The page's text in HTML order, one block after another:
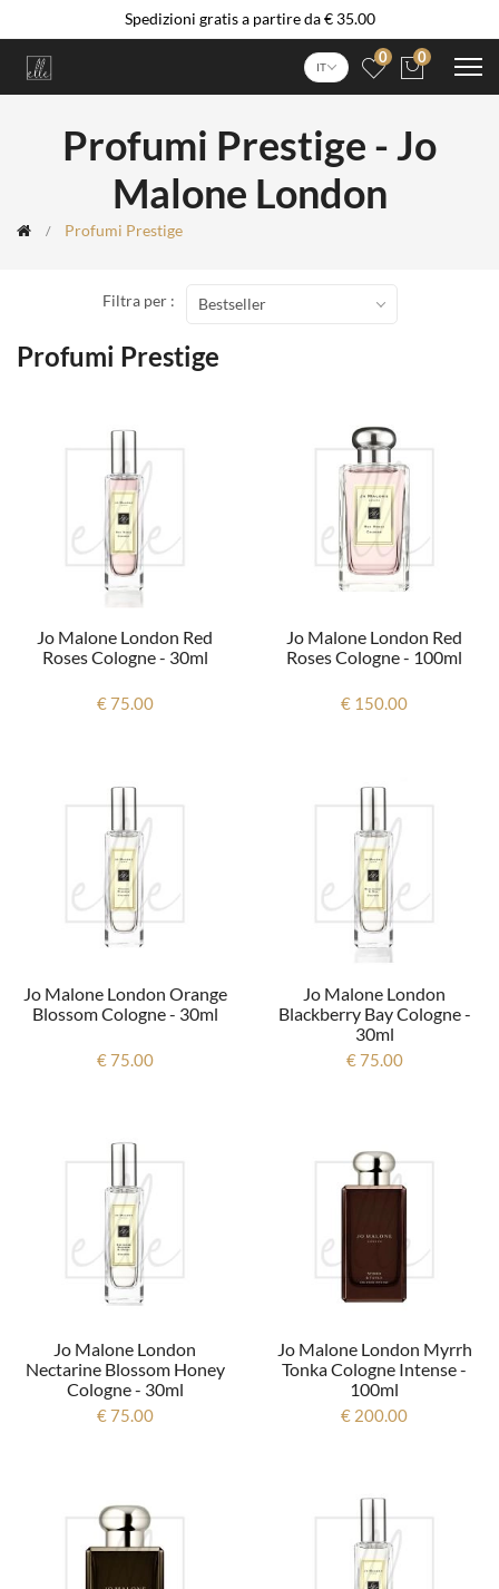
Spedizioni gratis a partire da € 35.00
IT
0 0
Profumi Prestige - Jo
Malone London
Profumi Prestige
Profumi Prestige
Filtra per : Bestseller
Jo Malone London Red
Roses Cologne - 30ml
€ 75.00
Jo Malone London Red
Roses Cologne - 100ml
€ 150.00
Jo Malone London Orange
Blossom Cologne - 30ml
€ 75.00
Jo Malone London
Blackberry Bay Cologne -
30ml
€ 75.00
Jo Malone London
Nectarine Blossom Honey
Cologne - 30ml
€ 75.00
Jo Malone London Myrrh
Tonka Cologne Intense -
100ml
€ 200.00